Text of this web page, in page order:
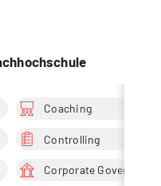
Coaching
Controlling
Corporate Governance